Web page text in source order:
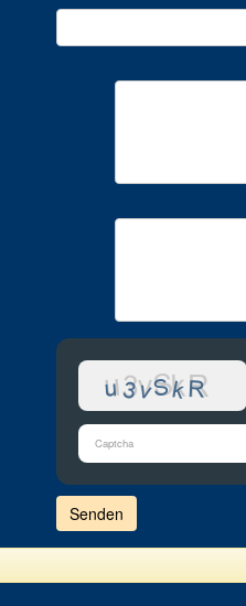
gib
die
im
CAPTCHA
angezeigten